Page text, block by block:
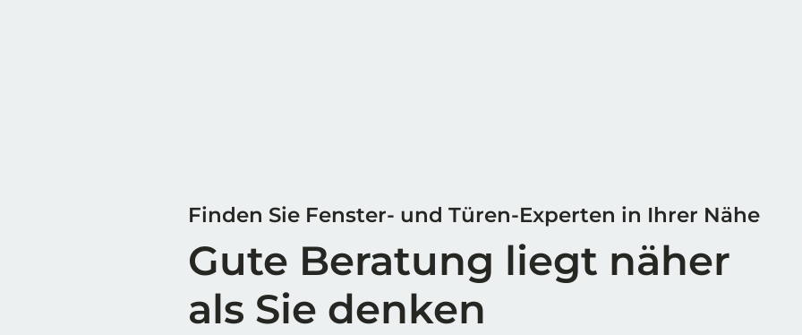
Finden Sie Fenster- und Türen-Experten in Ihrer Nähe
Gute Beratung liegt näher
als Sie denken